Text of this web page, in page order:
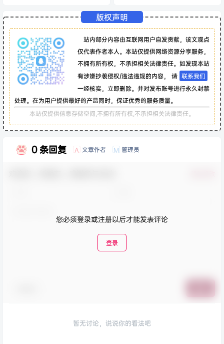
版权声明
站内部分内容由互联网用户自发贡献，该文观点
仅代表作者本人。本站仅提供网络资源分享服务，
不拥有所有权，不承担相关法律责任。如发现本站
有涉嫌抄袭侵权/违法违规的内容， 请 联系我们
一经核实，立即删除。并对发布账号进行永久封禁
处理。在为用户提供最好的产品同时，保证优秀的服务质量。
本站仅提供信息存储空间,不拥有所有权,不承担相关法律责任。
0 条回复 A 文章作者 M 管理员
您必须登录或注册以后才能发表评论
登录
暂无讨论，说说你的看法吧